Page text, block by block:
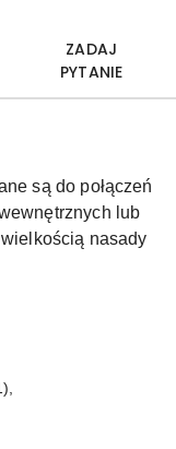
ZADAJ
PYTANIE
są do połączeń
lub
nasady